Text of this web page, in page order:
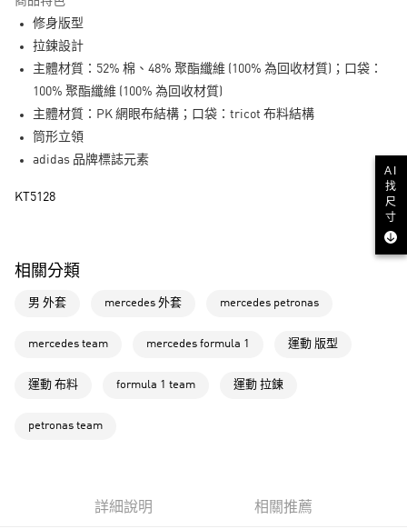
LINE Pay
全家取貨付款
萊爾富取貨付款
每筆NT$80，滿NT$1,500(含以上)免運費
7-11取貨付款
修身版型
拉鍊設計
主體材質：52% 棉、48% 聚酯纖維 (100% 為回收材質)；口袋：
100% 聚酯纖維 (100% 為回收材質)
主體材質：PK 網眼布結構；口袋：tricot 布料結構
筒形立領
adidas 品牌標誌元素
KT5128
相關分類
男 外套 mercedes 外套 mercedes petronas
mercedes team mercedes formula 1 運動 版型
運動 布料 formula 1 team 運動 拉鍊
petronas team
詳細說明 相關推薦
AI
找
尺
寸